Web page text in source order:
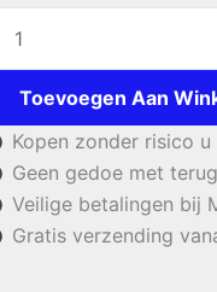
LW20
HF-
Toevoegen Aan
Kopen zonder risico
Geen gedoe met
Veilige betalingen bij
Gratis verzending